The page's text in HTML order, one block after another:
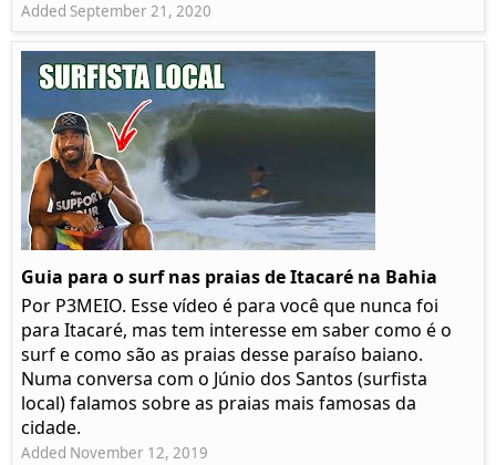
Added September 21, 2020
Guia para o surf nas praias de Itacaré na Bahia
Por P3MEIO. Esse vídeo é para você que nunca foi
para Itacaré, mas tem interesse em saber como é o
surf e como são as praias desse paraíso baiano.
Numa conversa com o Júnio dos Santos (surfista
local) falamos sobre as praias mais famosas da
cidade.
Added November 12, 2019